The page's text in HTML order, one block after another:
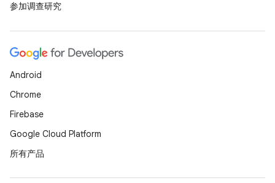
参加调查研究
Android
Chrome
Firebase
Google Cloud Platform
所有产品